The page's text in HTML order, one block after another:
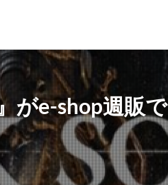
がe-shop週販で